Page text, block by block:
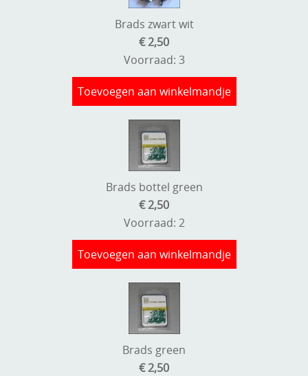
Brads zwart wit
€ 2,50
Voorraad: 3
Toevoegen aan winkelmandje
Brads bottel green
€ 2,50
Voorraad: 2
Toevoegen aan winkelmandje
Brads green
€ 2,50